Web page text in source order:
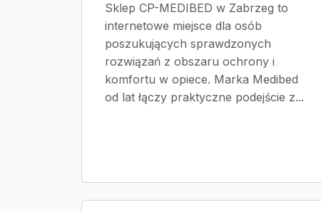
Sklep CP-MEDIBED w Zabrzeg to
internetowe miejsce dla osób
poszukujących sprawdzonych
rozwiązań z obszaru ochrony i
komfortu w opiece. Marka Medibed
od lat łączy praktyczne podejście z...